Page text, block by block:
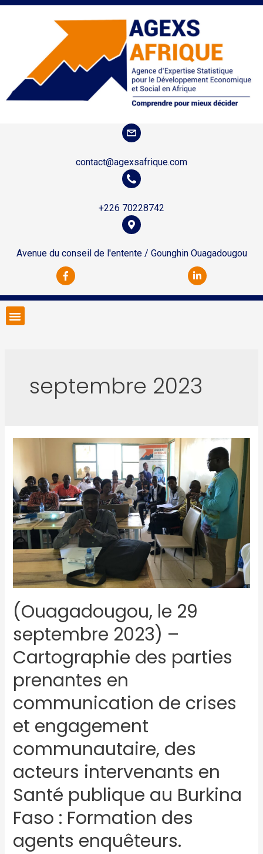
contact@agexsafrique.com
+226 70228742
Avenue du conseil de l'entente / Gounghin Ouagadougou
septembre 2023
(Ouagadougou, le 29
septembre 2023) –
Cartographie des parties
prenantes en
communication de crises
et engagement
communautaire, des
acteurs intervenants en
Santé publique au Burkina
Faso : Formation des
agents enquêteurs.